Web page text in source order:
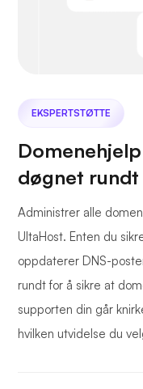
EKSPERTSTØTTE
døgnet rundt
Administrer alle
UltaHost. Enten du
oppdaterer DNS-
rundt for å sikre at
supporten din går
hvilken utvidelse du